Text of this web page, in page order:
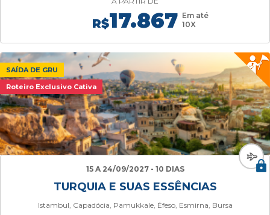
R$17.867 Em até
10X
SAÍDA DE GRU
Roteiro Exclusivo Cativa
15 A 24/09/2027 - 10 DIAS
TURQUIA E SUAS ESSÊNCIAS
Istambul, Capadócia, Pamukkale, Éfeso, Esmirna, Bursa